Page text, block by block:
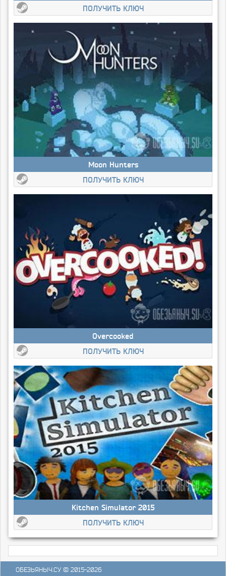
ПОЛУЧИТЬ КЛЮЧ
Moon Hunters
ПОЛУЧИТЬ КЛЮЧ
Overcooked
ПОЛУЧИТЬ КЛЮЧ
Kitchen Simulator 2015
ПОЛУЧИТЬ КЛЮЧ
ОБЕЗЬЯНЫЧ.СУ © 2015-2026